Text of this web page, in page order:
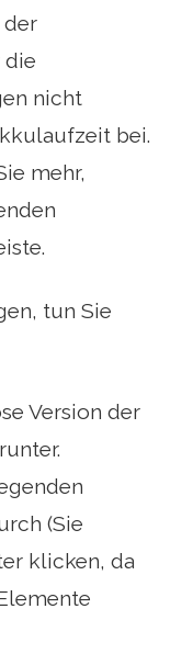
der
die
nicht
bei.
mehr,
tun Sie
Version der
(Sie
klicken, da